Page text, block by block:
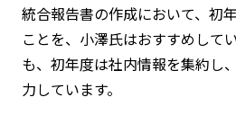
統合報告書の作成において、初
ことを、小澤氏はおすすめして
も、初年度は社内情報を集約し
力しています。